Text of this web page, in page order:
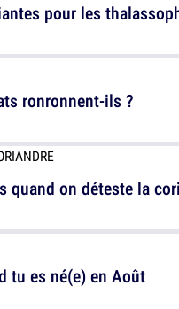
ronronnent-ils ?
tu es né(e) en Août
pour les
quand on déteste la